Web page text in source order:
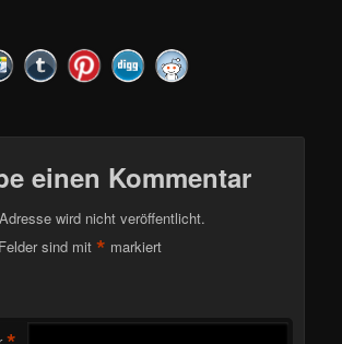
einen Kommentar
wird nicht veröffentlicht.
sind mit* markiert